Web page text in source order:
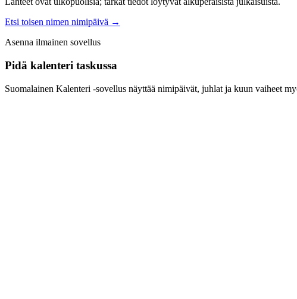
Etsi toisen nimen nimipäivä →
Asenna ilmainen sovellus
Pidä kalenteri taskussa
Suomalainen Kalenteri ‑sovellus näyttää nimipäivät, juhlat ja kuun vaiheet